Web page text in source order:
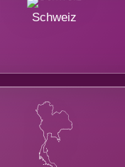
Schweiz